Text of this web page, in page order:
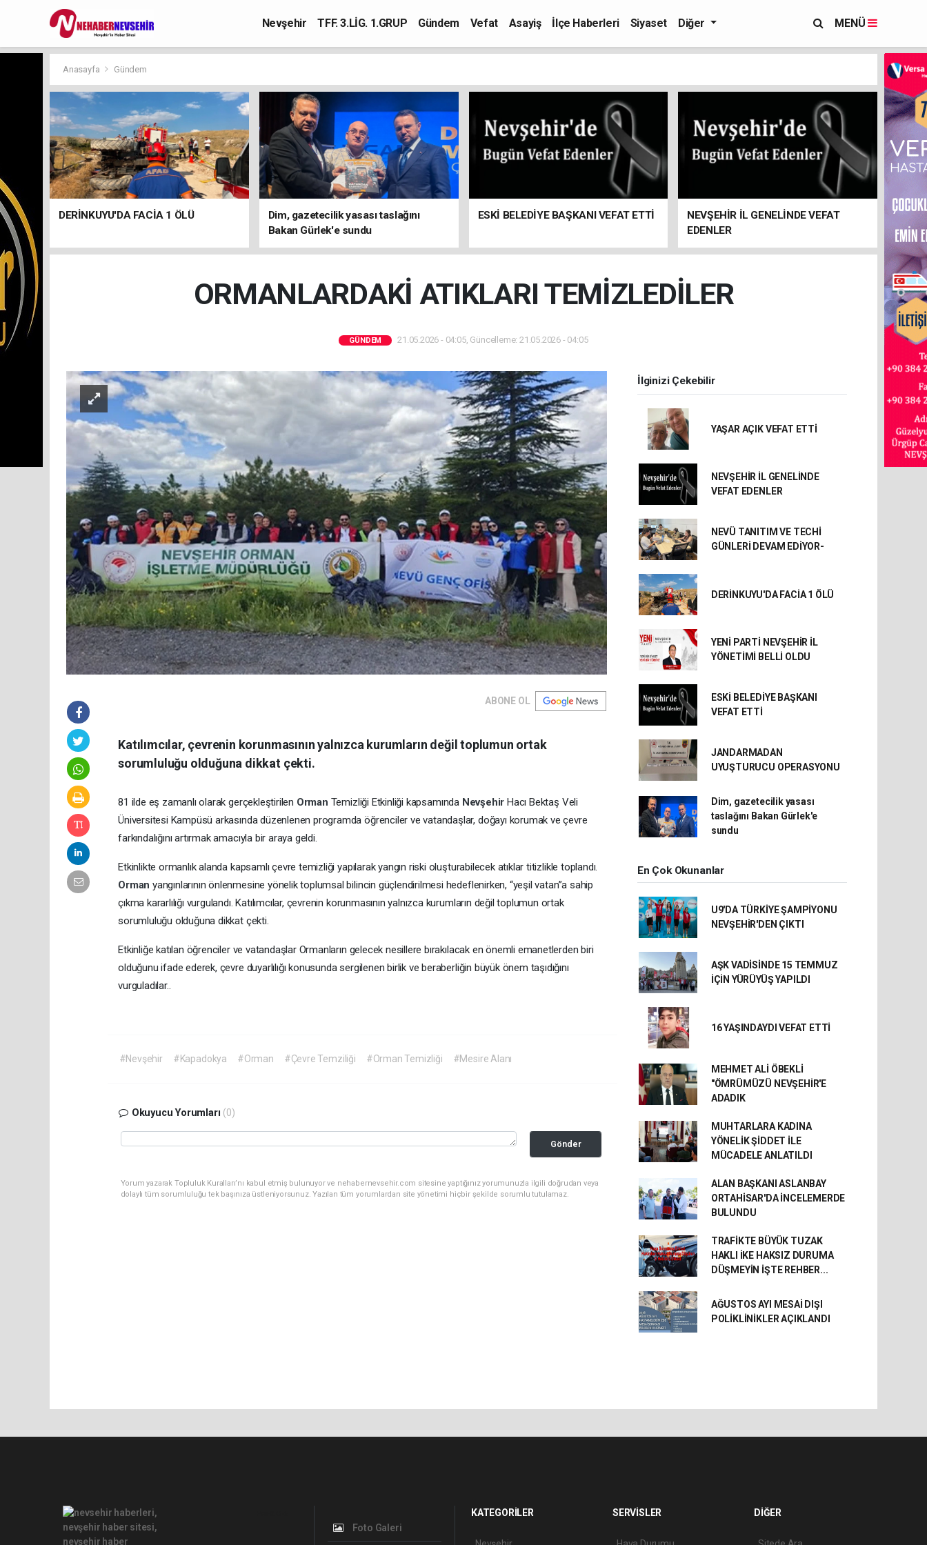
Nevşehir TFF. 3.LİG. 1.GRUP Gündem Vefat Asayiş İlçe Haberleri Siyaset Diğer MENÜ
Anasayfa Gündem
DERİNKUYU'DA FACİA 1 ÖLÜ
Dim, gazetecilik yasası taslağını
Bakan Gürlek'e sundu
ESKİ BELEDİYE BAŞKANI VEFAT ETTİ
NEVŞEHİR İL GENELİNDE VEFAT
EDENLER
ORMANLARDAKİ ATIKLARI TEMİZLEDİLER
GÜNDEM 21.05.2026 - 04:05, Güncelleme: 21.05.2026 - 04:05
ABONE OL
Katılımcılar, çevrenin korunmasının yalnızca kurumların değil toplumun ortak
sorumluluğu olduğuna dikkat çekti.
81 ilde eş zamanlı olarak gerçekleştirilen Orman Temizliği Etkinliği kapsamında Nevşehir Hacı Bektaş Veli
Üniversitesi Kampüsü arkasında düzenlenen programda öğrenciler ve vatandaşlar, doğayı korumak ve çevre
farkındalığını artırmak amacıyla bir araya geldi.
Etkinlikte ormanlık alanda kapsamlı çevre temizliği yapılarak yangın riski oluşturabilecek atıklar titizlikle toplandı.
Orman yangınlarının önlenmesine yönelik toplumsal bilincin güçlendirilmesi hedeflenirken, “yeşil vatan”a sahip
çıkma kararlılığı vurgulandı. Katılımcılar, çevrenin korunmasının yalnızca kurumların değil toplumun ortak
sorumluluğu olduğuna dikkat çekti.
Etkinliğe katılan öğrenciler ve vatandaşlar Ormanların gelecek nesillere bırakılacak en önemli emanetlerden biri
olduğunu ifade ederek, çevre duyarlılığı konusunda sergilenen birlik ve beraberliğin büyük önem taşıdığını
vurguladılar..
#Nevşehir #Kapadokya #Orman #Çevre Temziliği #Orman Temizliği #Mesire Alanı
Okuyucu Yorumları (0)
Gönder
Yorum yazarak Topluluk Kuralları’nı kabul etmiş bulunuyor ve nehabernevsehir.com sitesine yaptığınız yorumunuzla ilgili doğrudan veya
dolaylı tüm sorumluluğu tek başınıza üstleniyorsunuz. Yazılan tüm yorumlardan site yönetimi hiçbir şekilde sorumlu tutulamaz.
İlginizi Çekebilir
YAŞAR AÇIK VEFAT ETTİ
NEVŞEHİR İL GENELİNDE
VEFAT EDENLER
NEVÜ TANITIM VE TECHİ
GÜNLERİ DEVAM EDİYOR-
DERİNKUYU'DA FACİA 1 ÖLÜ
YENİ PARTİ NEVŞEHİR İL
YÖNETİMİ BELLİ OLDU
ESKİ BELEDİYE BAŞKANI
VEFAT ETTİ
JANDARMADAN
UYUŞTURUCU OPERASYONU
Dim, gazetecilik yasası
taslağını Bakan Gürlek'e
sundu
En Çok Okunanlar
U9'DA TÜRKİYE ŞAMPİYONU
NEVŞEHİR'DEN ÇIKTI
AŞK VADİSİNDE 15 TEMMUZ
İÇİN YÜRÜYÜŞ YAPILDI
16 YAŞINDAYDI VEFAT ETTİ
MEHMET ALİ ÖBEKLİ
"ÖMRÜMÜZÜ NEVŞEHİR'E
ADADIK
MUHTARLARA KADINA
YÖNELİK ŞİDDET İLE
MÜCADELE ANLATILDI
ALAN BAŞKANI ASLANBAY
ORTAHİSAR'DA İNCELEMERDE
BULUNDU
TRAFİKTE BÜYÜK TUZAK
HAKLI İKE HAKSIZ DURUMA
DÜŞMEYİN İŞTE REHBER...
AĞUSTOS AYI MESAİ DIŞI
POLİKLİNİKLER AÇIKLANDI
Foto Galeri
KATEGORİLER SERVİSLER DİĞER